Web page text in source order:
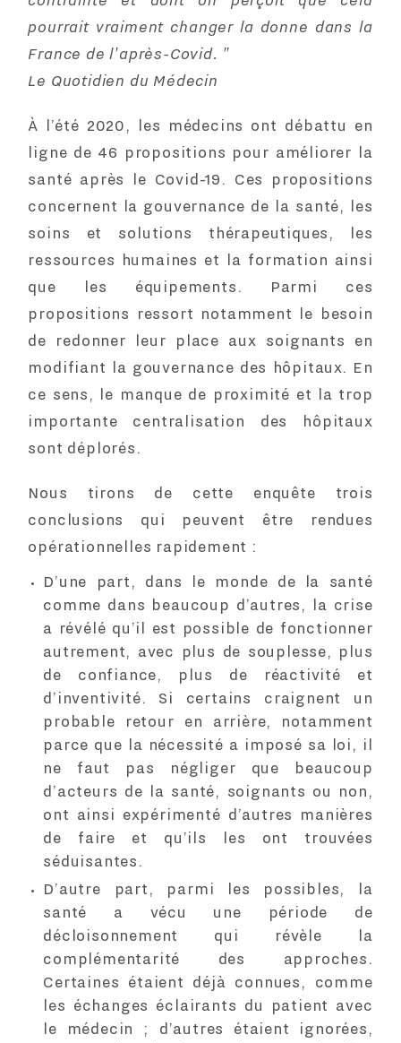
pourrait vraiment changer la donne dans la
France de l'après-Covid. "
Le Quotidien du Médecin
À l’été 2020, les médecins ont débattu en
ligne de 46 propositions pour améliorer la
santé après le Covid-19 . Ces propositions
concernent la gouvernance de la santé, les
soins et solutions thérapeutiques, les
ressources humaines et la formation ainsi
que les équipements. Parmi ces
propositions ressort notamment le besoin
de redonner leur place aux soignants en
modifiant la gouvernance des hôpitaux. En
ce sens, le manque de proximité et la trop
importante centralisation des hôpitaux
sont déplorés.
Nous tirons de cette enquête trois
conclusions qui peuvent être rendues
opérationnelles rapidement :
D’une part, dans le monde de la santé
comme dans beaucoup d’autres, la crise
a révélé qu’il est possible de fonctionner
autrement, avec plus de souplesse, plus
de confiance, plus de réactivité et
d’inventivité. Si certains craignent un
probable retour en arrière, notamment
parce que la nécessité a imposé sa loi, il
ne faut pas négliger que beaucoup
d’acteurs de la santé, soignants ou non,
ont ainsi expérimenté d’autres manières
de faire et qu’ils les ont trouvées
séduisantes.
D’autre part, parmi les possibles, la
santé a vécu une période de
décloisonnement qui révèle la
complémentarité des approches.
Certaines étaient déjà connues, comme
les échanges éclairants du patient avec
le médecin ; d’autres étaient ignorées,